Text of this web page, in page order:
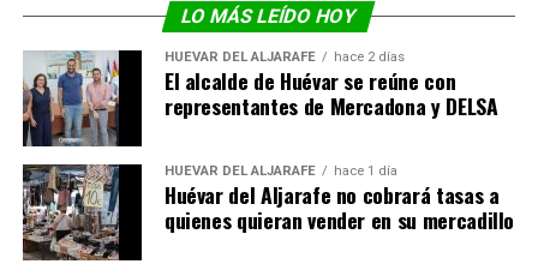
LO MÁS LEÍDO HOY
HUÉVAR DEL ALJARAFE hace 2 días
El alcalde de Huévar se reúne con
representantes de Mercadona y DELSA
HUÉVAR DEL ALJARAFE hace 1 día
Huévar del Aljarafe no cobrará tasas a
quienes quieran vender en su mercadillo